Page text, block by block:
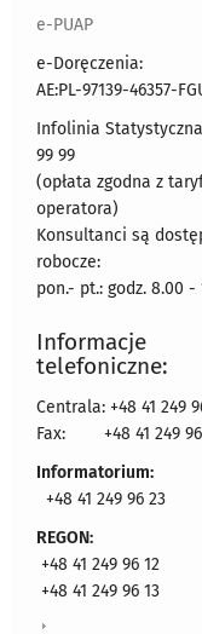
e-PUAP
e-Doręczenia:
AE:PL-97139-46357-
Infolinia
99 99
(opłata zgodna z
operatora)
Konsultanci są
robocze:
pon.- pt.: godz. 8.00 -
Informacje
telefoniczne:
Centrala: +48 41 249
Fax:
+48 41 249
Informatorium:
+48 41 249 96 23
REGON:
+48 41 249 96 12
+48 41 249 96 13